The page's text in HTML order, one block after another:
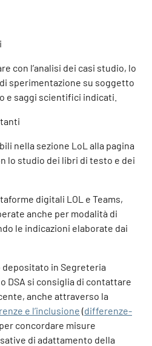
con l’analisi dei casi studio, lo
sperimentazione su soggetto
e saggi scientifici indicati.
nella sezione LoL alla pagina
lo studio dei libri di testo e dei
digitali LOL e Teams,
anche per modalità di
le indicazioni elaborate dai
in Segreteria
DSA si consiglia di contattare
anche attraverso la
e l’inclusione (differenze-
concordare misure
di adattamento della